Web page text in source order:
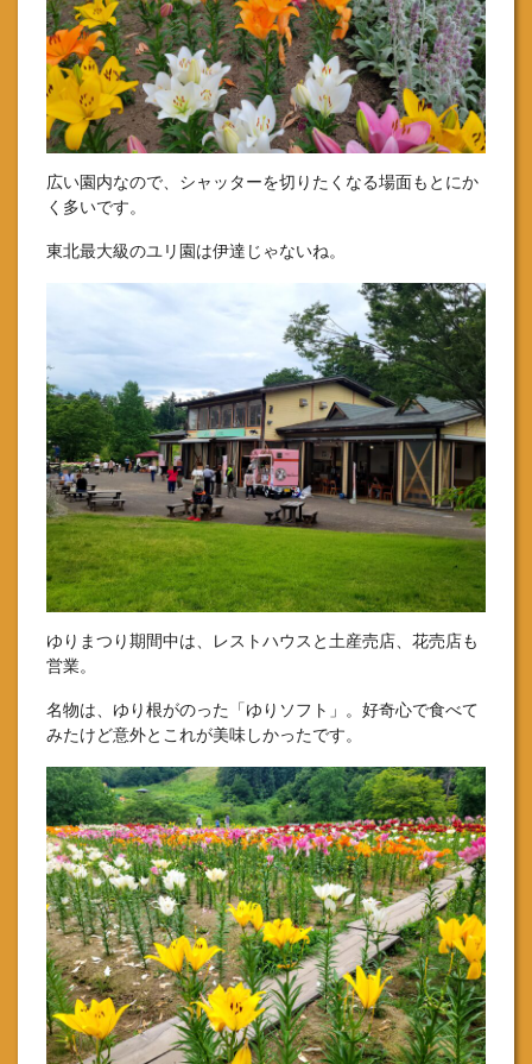
広い園内なので、シャッターを切りたくなる場面もとにか
く多いです。
東北最大級のユリ園は伊達じゃないね。
ゆりまつり期間中は、レストハウスと土産売店、花売店も
営業。
名物は、ゆり根がのった「ゆりソフト」。好奇心で食べて
みたけど意外とこれが美味しかったです。